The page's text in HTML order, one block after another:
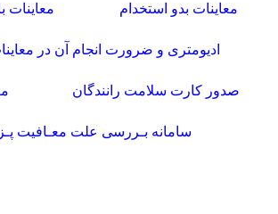
معاینات بدو استخدام معاینات
ادیومتری و ضرورت انجام آن در
صدور کارت سلامت رانندگان
سامانه بـررسی علت معـافیت